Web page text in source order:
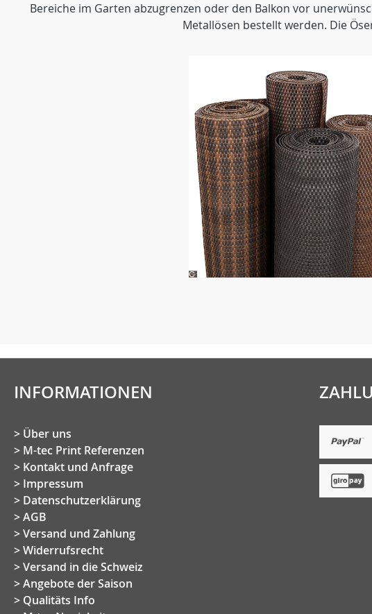
Bereiche im Garten abzugrenzen oder den Balkon vor
Metallösen bestellt werden. Die
INFORMATIONEN
Über uns
M-tec Print Referenzen
Kontakt und Anfrage
Impressum
Datenschutzerklärung
AGB
Versand und Zahlung
Widerrufsrecht
Versand in die Schweiz
Angebote der Saison
Qualitäts Info